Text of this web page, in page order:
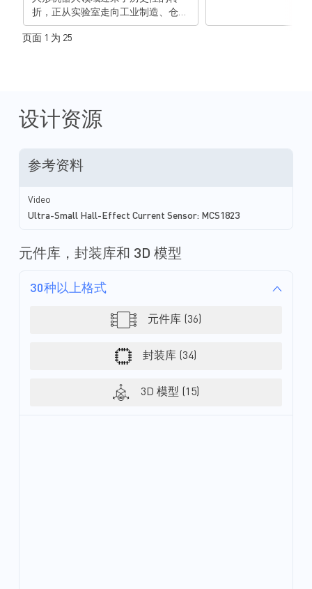
折，正从实验室走向工业制造、仓储
物流、家庭服务和医疗护理等具体应
用场景，标志着全球人形机器人产业
规模达 63.39 亿元；到 2035 年，这一
数字将飙升至 500 万台以上，市场规
形机器人正成为继新能源汽车后的下
同时也面临着严峻的技术挑战。特别
布局受限和运动精度欠佳三大挑战，
助力开发者构建行业领先的人形机器
页面 1 为 25
设计资源
参考资料
Video
Ultra-Small Hall-Effect Current Sensor: MCS1823
元件库，封装库和 3D 模型
30种以上格式
元件库 (36)
封装库 (34)
3D 模型 (15)